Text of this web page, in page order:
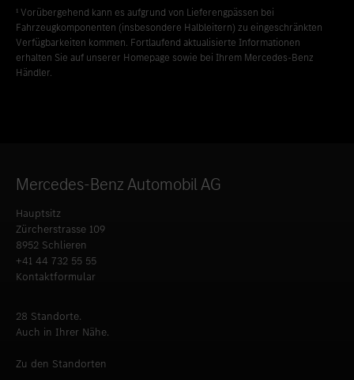
¹ Vorübergehend kann es aufgrund von Lieferengpässen bei
Fahrzeugkomponenten (insbesondere Halbleitern) zu eingeschränkten
Verfügbarkeiten kommen. Fortlaufend aktualisierte Informationen
erhalten Sie auf unserer Homepage sowie bei Ihrem Mercedes-Benz
Händler.
Mercedes-Benz Automobil AG
Hauptsitz
Zürcherstrasse 109
8952 Schlieren
+41 44 732 55 55
Kontaktformular
28 Standorte.
Auch in Ihrer Nähe.
Zu den Standorten